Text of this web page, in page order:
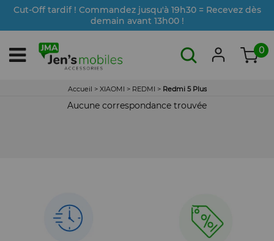
Cut-Off tardif ! Commandez jusqu'à 19h30 = Recevez dès
demain avant 13h00 !
0
Accueil > XIAOMI > REDMI > Redmi 5 Plus
Aucune correspondance trouvée